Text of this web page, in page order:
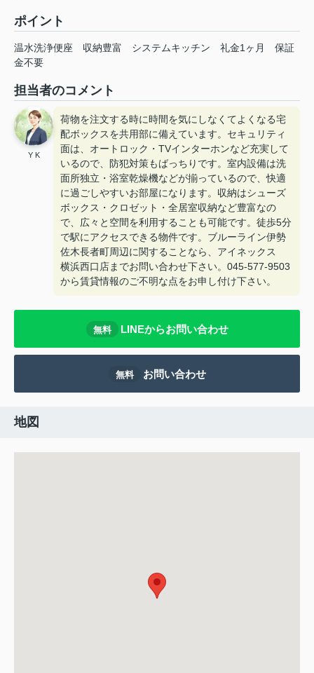
ポイント
温水洗浄便座 収納豊富 システムキッチン 礼金1ヶ月
保証
金不要
担当者のコメント
Y K
荷物を注文する時に時間を気にしなくてよくなる宅
配ボックスを共用部に備えています。セキュリティ
面は、オートロック・TVインターホンなど充実して
いるので、防犯対策もばっちりです。室内設備は洗
面所独立・浴室乾燥機などが揃っているので、快適
に過ごしやすいお部屋になります。収納はシューズ
ボックス・クロゼット・全居室収納など豊富なの
で、広々と空間を利用することも可能です。徒歩5分
で駅にアクセスできる物件です。ブルーライン伊勢
佐木長者町周辺に関することなら、アイネックス
横浜西口店までお問い合わせ下さい。045-577-9503
から賃貸情報のご不明な点をお申し付け下さい。
無料 LINEからお問い合わせ
無料 お問い合わせ
地図